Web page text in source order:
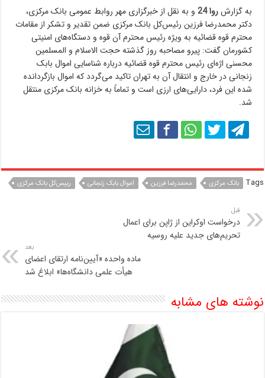
به گزارشروا 24
و به نقل از خبرگزاری مهر روابط عمومی بانک مرکزی،
دکتر محمدرضا فرزین رئیس‌کل بانک مرکزی ضمن تقدیر و تشکر از مقامات
محترم قوه قضائیه به ویژه رئیس محترم آن قوه و دستگاه‌های امنیتی
کشورمان گفت: پیرو مصاحبه روز گذشته حجت الاسلام و المسلمین
محسنی اژه‌ای رئیس محترم قوه قضائیه درباره شناسایی اموال بابک
زنجانی در خارج و انتقال آن به تهران تاکید می‌گردد که اموال بازگردانده
شده این فرد، دارایی‌های ارزی است و تماماً به خزانه بانک مرکزی منتقل
شد.
Tags بانک مرکزی محمدرضا فرزین اموال بابک زنجانی رییس‌کل بانک مرکزی
قبل
درخواست اوکراین از ژاپن برای اعمال
تحریم‌های جدید علیه روسیه
بعد
ماده واحده «آیین‌نامه ارتقای اعضای
هیأت علمی دانشگاه‌ها» ابلاغ شد
نوشته های مشابه